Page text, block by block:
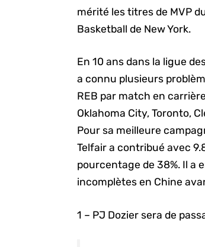
mérité les titres de MVP
Basketball de New York.
En 10 ans dans la ligue
a connu plusieurs
REB par match en
Oklahoma City, Toronto,
Pour sa meilleure
Telfair a contribué avec
pourcentage de 38%. Il a
incomplètes en Chine
1 – PJ Dozier sera de